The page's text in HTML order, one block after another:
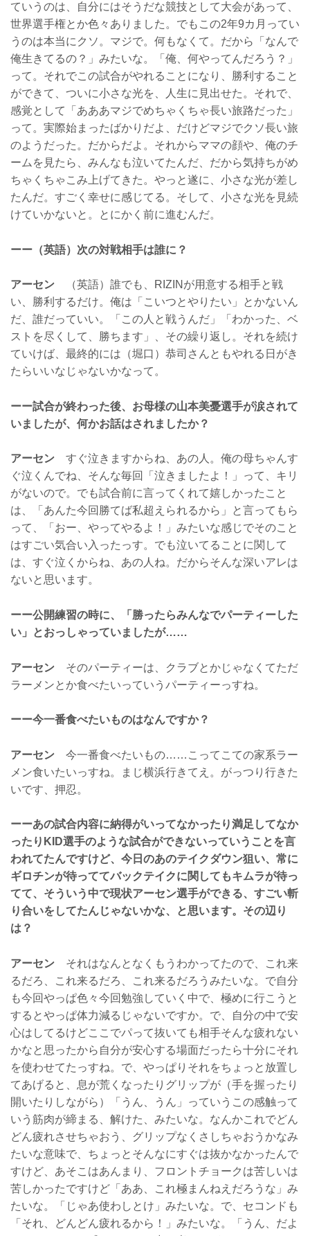
ていうのは、自分にはそうだな競技として大会があって、
世界選手権とか色々ありました。でもこの2年9カ月ってい
うのは本当にクソ。マジで。何もなくて。だから「なんで
俺生きてるの？」みたいな。「俺、何やってんだろう？」
って。それでこの試合がやれることになり、勝利すること
ができて、ついに小さな光を、人生に見出せた。それで、
感覚として「あああマジでめちゃくちゃ長い旅路だった」
って。実際始まったばかりだよ、だけどマジでクソ長い旅
のようだった。だからだよ。それからママの顔や、俺のチ
ームを見たら、みんなも泣いてたんだ、だから気持ちがめ
ちゃくちゃこみ上げてきた。やっと遂に、小さな光が差し
たんだ。すごく幸せに感じてる。そして、小さな光を見続
けていかないと。とにかく前に進むんだ。
ーー（英語）次の対戦相手は誰に？
アーセン （英語）誰でも、RIZINが用意する相手と戦
い、勝利するだけ。俺は「こいつとやりたい」とかないん
だ、誰だっていい。「この人と戦うんだ」「わかった、ベ
ストを尽くして、勝ちます」、その繰り返し。それを続け
ていけば、最終的には（堀口）恭司さんともやれる日がき
たらいいなじゃないかなって。
ーー試合が終わった後、お母様の山本美憂選手が涙されて
いましたが、何かお話はされましたか？
アーセン すぐ泣きますからね、あの人。俺の母ちゃんす
ぐ泣くんでね、そんな毎回「泣きましたよ！」って、キリ
がないので。でも試合前に言ってくれて嬉しかったこと
は、「あんた今回勝てば私超えられるから」と言ってもら
って、「おー、やってやるよ！」みたいな感じでそのこと
はすごい気合い入ったっす。でも泣いてることに関して
は、すぐ泣くからね、あの人ね。だからそんな深いアレは
ないと思います。
ーー公開練習の時に、「勝ったらみんなでパーティーした
い」とおっしゃっていましたが……
アーセン そのパーティーは、クラブとかじゃなくてただ
ラーメンとか食べたいっていうパーティーっすね。
ーー今一番食べたいものはなんですか？
アーセン 今一番食べたいもの……こってこての家系ラー
メン食いたいっすね。まじ横浜行きてえ。がっつり行きた
いです、押忍。
ーーあの試合内容に納得がいってなかったり満足してなか
ったりKID選手のような試合ができないっていうことを言
われてたんですけど、今日のあのテイクダウン狙い、常に
ギロチンが待っててバックテイクに関してもキムラが待っ
てて、そういう中で現状アーセン選手ができる、すごい斬
り合いをしてたんじゃないかな、と思います。その辺り
は？
アーセン それはなんとなくもうわかってたので、これ来
るだろ、これ来るだろ、これ来るだろうみたいな。で自分
も今回やっぱ色々今回勉強していく中で、極めに行こうと
するとやっぱ体力減るじゃないですか。で、自分の中で安
心はしてるけどここでパって抜いても相手そんな疲れない
かなと思ったから自分が安心する場面だったら十分にそれ
を使わせてたっすね。で、やっぱりそれをちょっと放置し
てあげると、息が荒くなったりグリップが（手を握ったり
開いたりしながら）「うん、うん」っていうこの感触って
いう筋肉が締まる、解けた、みたいな。なんかこれでどん
どん疲れさせちゃおう、グリップなくさしちゃおうかなみ
たいな意味で、ちょっとそんなにすぐは抜かなかったんで
すけど、あそこはあんまり、フロントチョークは苦しいは
苦しかったですけど「ああ、これ極まんねえだろうな」み
たいな。「じゃあ使わしとけ」みたいな。で、セコンドも
「それ、どんどん疲れるから！」みたいな。「うん、だよ